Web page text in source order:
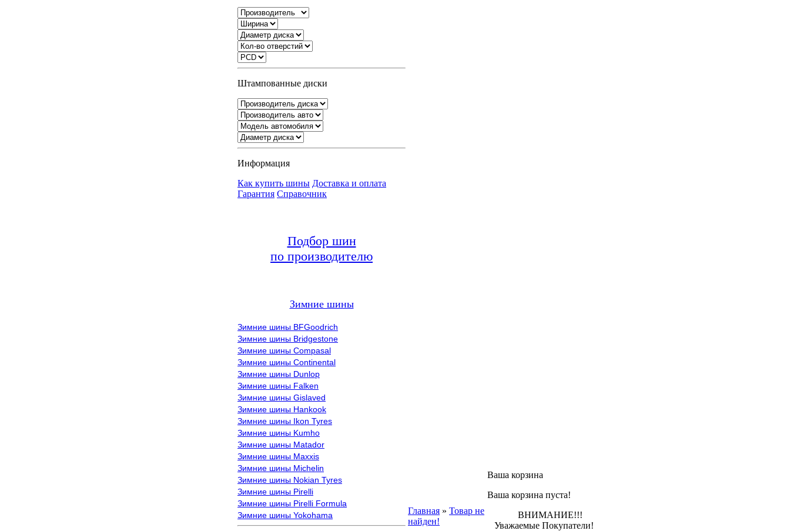
Штампованные диски
Информация
Как купить шины Доставка и оплата
Гарантия Справочник
Подбор шин
по производителю
Зимние шины
Зимние шины BFGoodrich
Зимние шины Bridgestone
Зимние шины Compasal
Зимние шины Continental
Зимние шины Dunlop
Зимние шины Falken
Зимние шины Gislaved
Зимние шины Hankook
Зимние шины Ikon Tyres
Зимние шины Kumho
Зимние шины Matador
Зимние шины Maxxis
Зимние шины Michelin
Зимние шины Nokian Tyres
Зимние шины Pirelli
Зимние шины Pirelli Formula
Зимние шины Yokohama
Главная » Товар не
найден!
Ваша корзина
Ваша корзина пуста!
ВНИМАНИЕ!!!
Уважаемые Покупатели!